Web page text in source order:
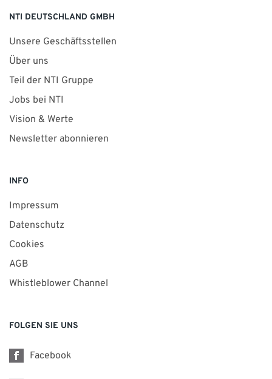
NTI DEUTSCHLAND GMBH
Unsere Geschäftsstellen
Über uns
Teil der NTI Gruppe
Jobs bei NTI
Vision & Werte
Newsletter abonnieren
INFO
Impressum
Datenschutz
Cookies
AGB
Whistleblower Channel
FOLGEN SIE UNS
Facebook